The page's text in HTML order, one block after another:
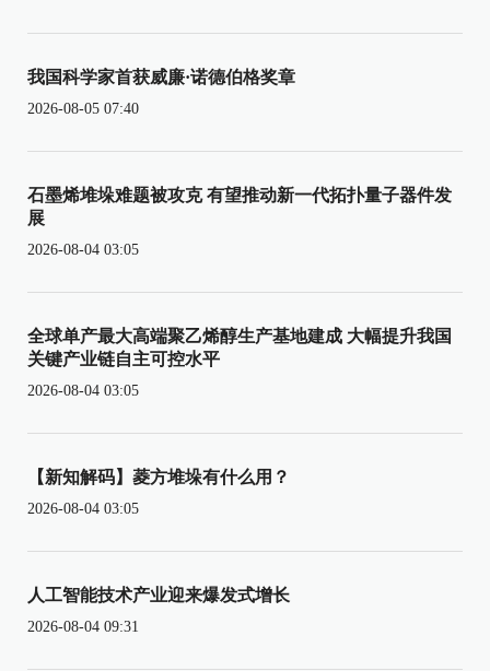
我国科学家首获威廉·诺德伯格奖章
2026-08-05 07:40
石墨烯堆垛难题被攻克 有望推动新一代拓扑量子器件发
展
2026-08-04 03:05
全球单产最大高端聚乙烯醇生产基地建成 大幅提升我国
关键产业链自主可控水平
2026-08-04 03:05
【新知解码】菱方堆垛有什么用？
2026-08-04 03:05
人工智能技术产业迎来爆发式增长
2026-08-04 09:31